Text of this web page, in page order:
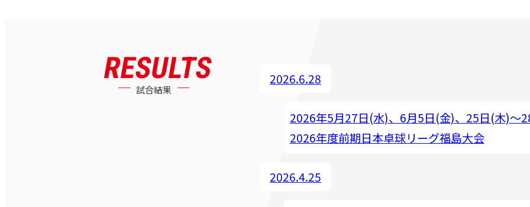
RESULTS
試合結果
2026.6.28
2026年5月27日(水)、6月5日(金)、25日(木)～
2026年度前期日本卓球リーグ福島大会
2026.4.25